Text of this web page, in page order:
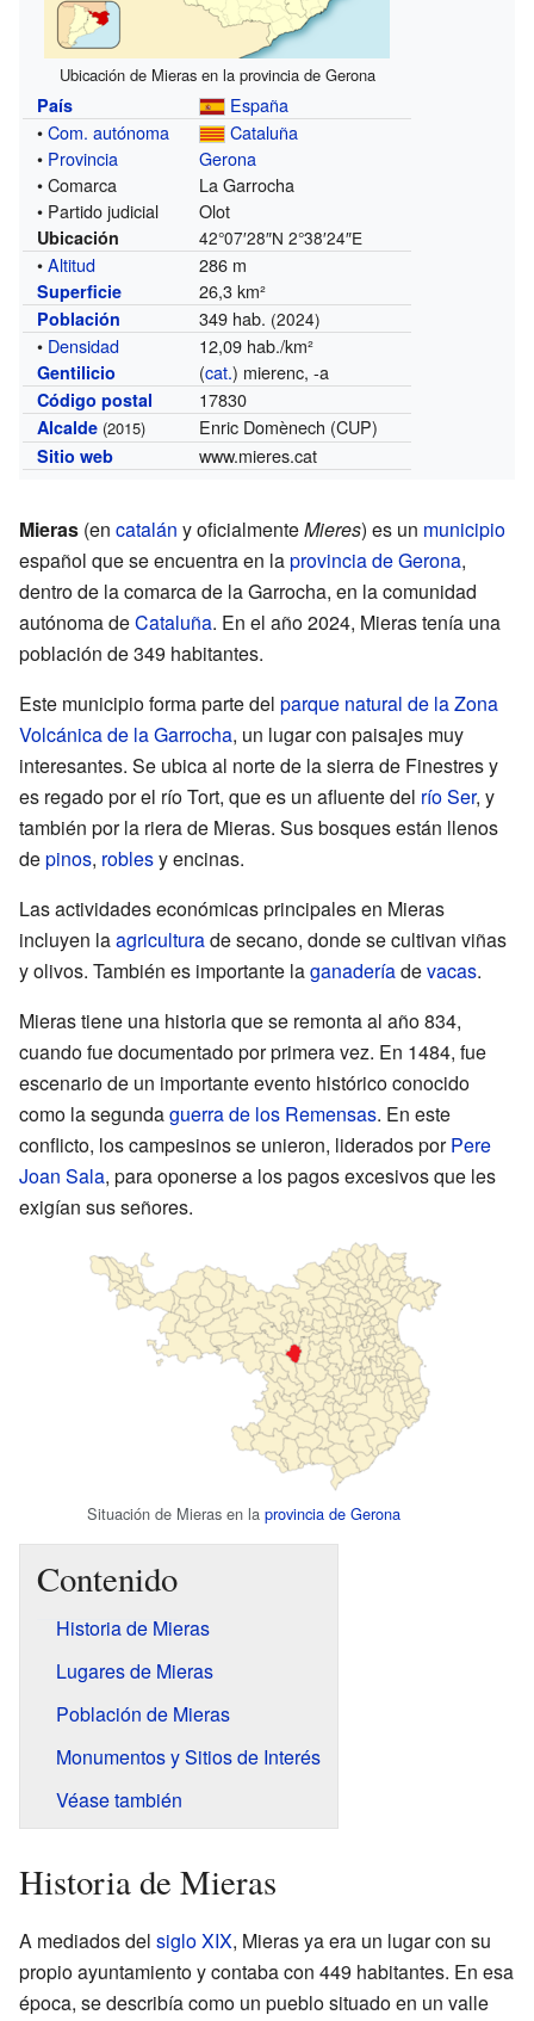
Ubicación de Mieras en la provincia de Gerona
País
España
•Com. autónoma
Cataluña
• Provincia
Gerona
• Comarca
La Garrocha
• Partido judicial
Olot
Ubicación 42°07′28″N 2°38′24″E
•Altitud 286 m
Superficie 26,3 km²
Población 349 hab. (2024)
• Densidad 12,09 hab./km²
Gentilicio (cat.) mierenc, -a
Código postal 17830
Alcalde (2015) Enric Domènech (CUP)
Sitio web www.mieres.cat
Mieras (en catalán y oficialmenteMieres) es un municipio
español que se encuentra en laprovincia de Gerona,
dentro de la comarca de la Garrocha, en la comunidad
autónoma deCataluña. En el año 2024, Mieras tenía una
población de 349 habitantes.
Este municipio forma parte del parque natural de la Zona
Volcánica de la Garrocha, un lugar con paisajes muy
interesantes. Se ubica al norte de la sierra de Finestres y
es regado por el río Tort, que es un afluente del río Ser, y
también por la riera de Mieras. Sus bosques están llenos
depinos, roblesy encinas.
Las actividades económicas principales en Mieras
incluyen laagriculturade secano, donde se cultivan viñas
y olivos. También es importante laganaderíadevacas.
Mieras tiene una historia que se remonta al año 834,
cuando fue documentado por primera vez. En 1484, fue
escenario de un importante evento histórico conocido
como la segundaguerra de los Remensas. En este
conflicto, los campesinos se unieron, liderados porPere
Joan Sala, para oponerse a los pagos excesivos que les
exigían sus señores.
Situación de Mieras en la provincia de Gerona
Contenido
Historia de Mieras
Lugares de Mieras
Población de Mieras
Monumentos y Sitios de Interés
Véase también
Historia de Mieras
A mediados del siglo XIX, Mieras ya era un lugar con su
propio ayuntamiento y contaba con 449 habitantes. En esa
época, se describía como un pueblo situado en un valle